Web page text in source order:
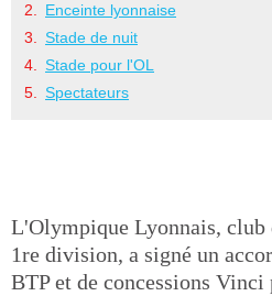
Enceinte lyonnaise
Stade de nuit
Stade pour l'OL
Spectateurs
L'Olympique Lyonnais,
1re division, a signé un
BTP et de concessions